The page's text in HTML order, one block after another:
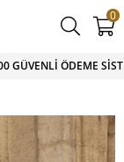
ÖDEME
0